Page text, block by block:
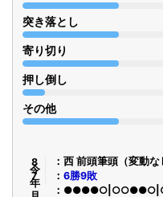
突き落とし
寄り切り
押し倒し
その他
令8年7月
西 前頭筆頭（変動な
6勝9敗